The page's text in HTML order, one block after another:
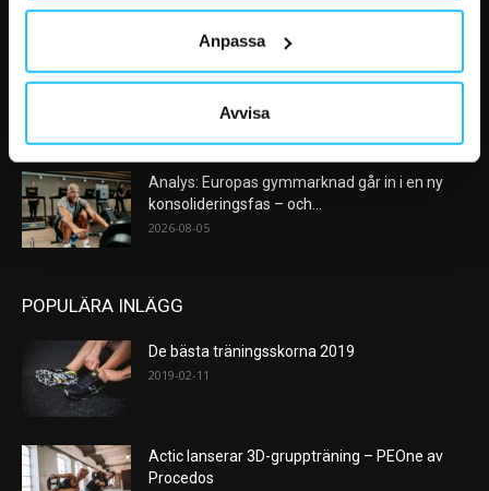
Anpassa
Avvisa
AI kommer aldrig kunna ersätta en frukost
Analys: Europas gymmarknad går in i en ny
konsolideringsfas – och...
2026-08-05
POPULÄRA INLÄGG
De bästa träningsskorna 2019
2019-02-11
Actic lanserar 3D-gruppträning – PEOne av
Procedos